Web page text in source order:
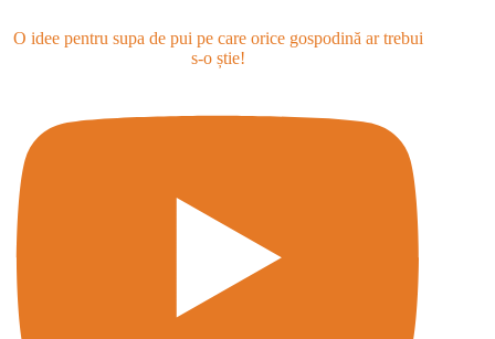
O idee pentru supa de pui pe care orice gospodină ar trebui
s-o știe!